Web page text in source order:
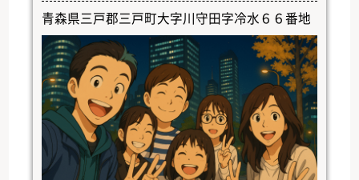
青森県三戸郡三戸町大字川守田字冷水６６番地